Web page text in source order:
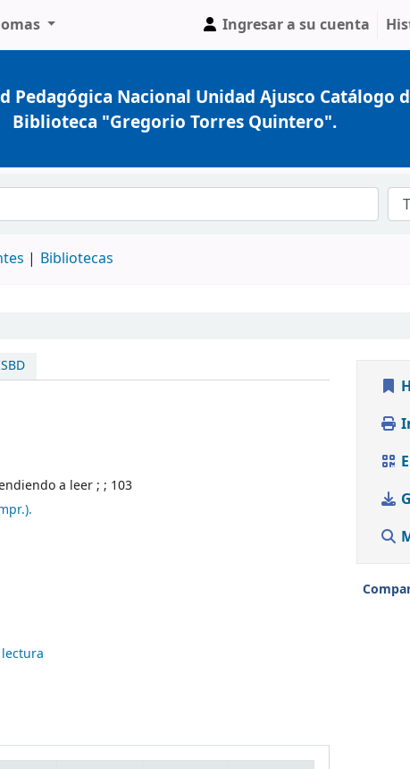
Ingresar a su cuenta
Pedagógica Nacional Unidad Ajusco Catálogo
Biblioteca "Gregorio Torres Quintero".
Bibliotecas
a leer ; ; 103